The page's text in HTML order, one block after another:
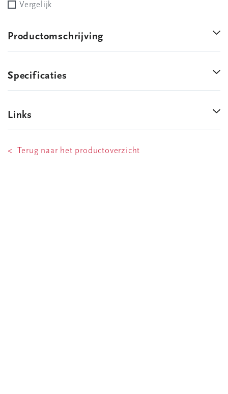
Vergelijk
Productomschrijving
Specificaties
Links
< Terug naar het productoverzicht